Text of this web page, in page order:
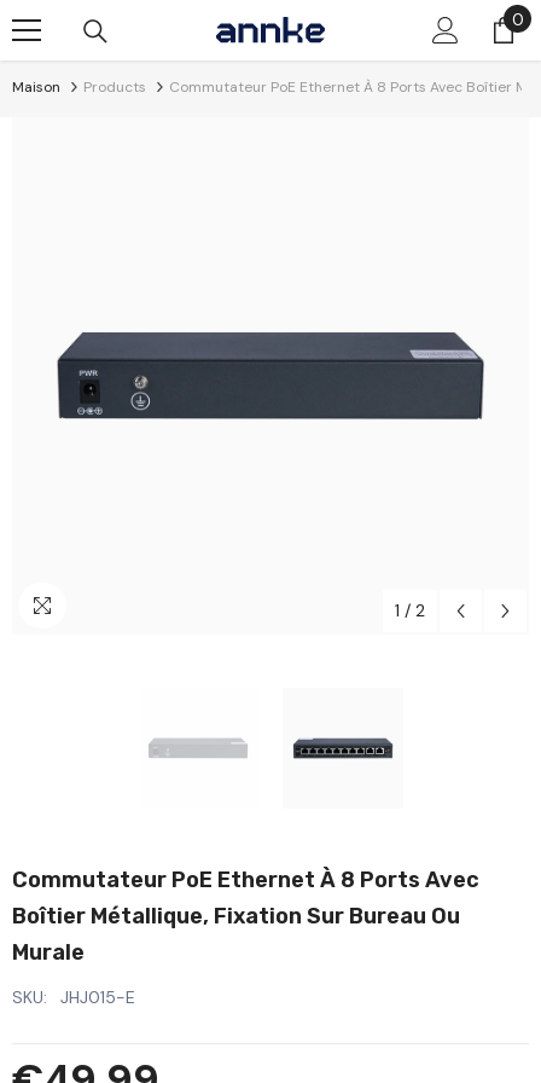
00
Maison Products Commutateur PoE Ethernet À 8 Ports Avec Boîtier
1 / 2
Commutateur PoE Ethernet À 8 Ports Avec
Boîtier Métallique, Fixation Sur Bureau Ou
Murale
SKU: JHJ015-E